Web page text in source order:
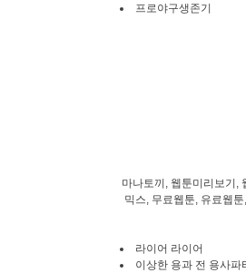
프로야구생존기
마나토끼, 웹툰미리보기,
믹스, 무료웹툰, 유료웹
라이어 라이어
이상한 용과 전 용사